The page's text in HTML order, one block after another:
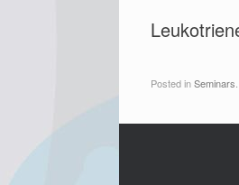
Posted inSeminars